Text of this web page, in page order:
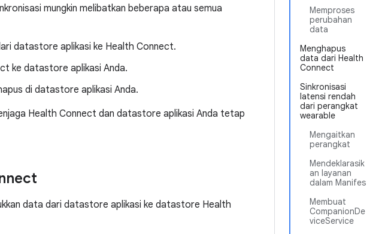
Memproses
perubahan
data
Menghapus
data dari Health
Connect
Sinkronisasi
latensi rendah
dari perangkat
wearable
Mengaitkan
perangkat
Mendeklarasik
an layanan
dalam Manifes
Membuat
CompanionDe
viceService
mungkin melibatkan beberapa atau semua
datastore aplikasi ke Health Connect.
ke datastore aplikasi Anda.
di datastore aplikasi Anda.
Health Connect dan datastore aplikasi Anda tetap
data dari datastore aplikasi ke datastore Health